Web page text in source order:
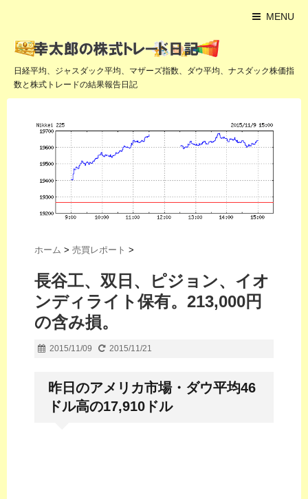
MENU
日経平均、ジャスダック平均、マザーズ指数、ダウ平均、ナスダック株価指
数と株式トレードの結果報告日記
ホーム > 売買レポート >
長谷工、双日、ピジョン、イオ
ンディライト保有。213,000円
の含み損。
2015/11/09 2015/11/21
昨日のアメリカ市場・ダウ平均46
ドル高の17,910ドル